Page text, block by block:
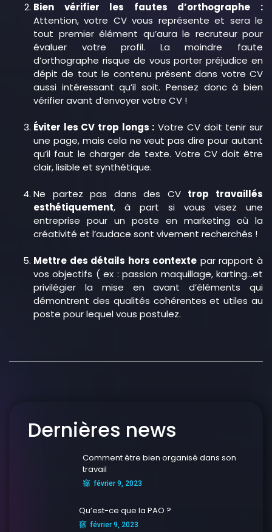
Dernières news
Comment être bien organisé dans son
travail
février 9, 2023
Qu’est-ce que la PAO ?
février 9, 2023
Bien vérifier les fautes d’orthographe :
Attention, votre CV vous représente et sera le
tout premier élément qu’aura le recruteur pour
évaluer votre profil. La moindre faute
d’orthographe risque de vous porter préjudice en
dépit de tout le contenu présent dans votre CV
aussi intéressant qu’il soit. Pensez donc à bien
vérifier avant d’envoyer votre CV !
Éviter les CV trop longs : Votre CV doit tenir sur
une page, mais cela ne veut pas dire pour autant
qu’il faut le charger de texte. Votre CV doit être
clair, lisible et synthétique.
Ne partez pas dans des CV trop travaillés
esthétiquement, à part si vous visez une
entreprise pour un poste en marketing où la
créativité et l’audace sont vivement recherchés !
Mettre des détails hors contexte par rapport à
vos objectifs ( ex : passion maquillage, karting…et
privilégier la mise en avant d’éléments qui
démontrent des qualités cohérentes et utiles au
poste pour lequel vous postulez.